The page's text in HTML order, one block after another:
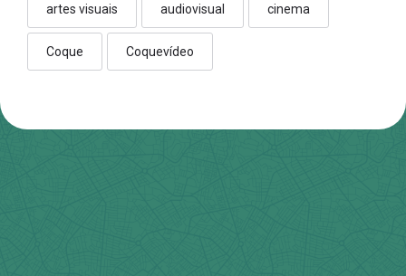
artes visuais audiovisual cinema
Coque Coquevídeo